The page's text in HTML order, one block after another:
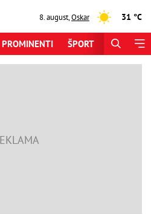
8. august,Oskar 31 °C
PROMINENTI ŠPORT